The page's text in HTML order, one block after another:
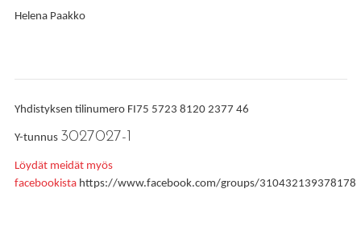
Helena Paakko
Yhdistyksen tilinumero FI75 5723 8120 2377 46
Y-tunnus 3027027-1
Löydät meidät myös
facebookistahttps://www.facebook.com/groups/310432139378178